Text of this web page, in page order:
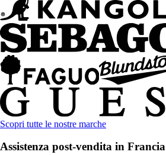
Scopri tutte le nostre marche
Assistenza post-vendita in Francia